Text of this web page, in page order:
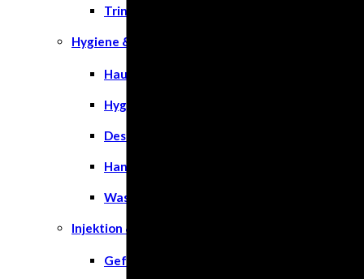
Trinknahrung
Hygiene & Pflege
Hausapotheke
Hygieneartikel
Desinfektion
Handschuhe
Waschlotion
Injektion & Infusion
Gefäßkatheter